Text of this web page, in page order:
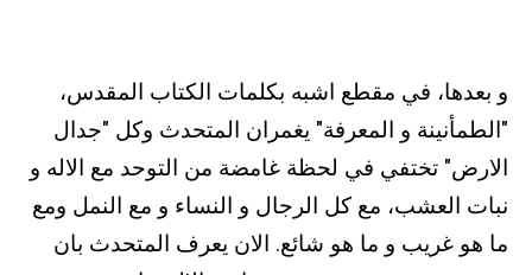
و بعدها، في مقطع اشبه بكلمات الكتاب المقدس،
"الطمأنينة و المعرفة" يغمران المتحدث وكل "جدال
الارض" تختفي في لحظة غامضة من التوحد مع الاله و
نبات العشب، مع كل الرجال و النساء و مع النمل ومع
ما هو غريب و ما هو شائع. الان يعرف المتحدث بان